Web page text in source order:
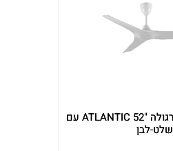
מאוורר תקרה לפרגולה "ATLANTIC 52 עם
שלט-לבן